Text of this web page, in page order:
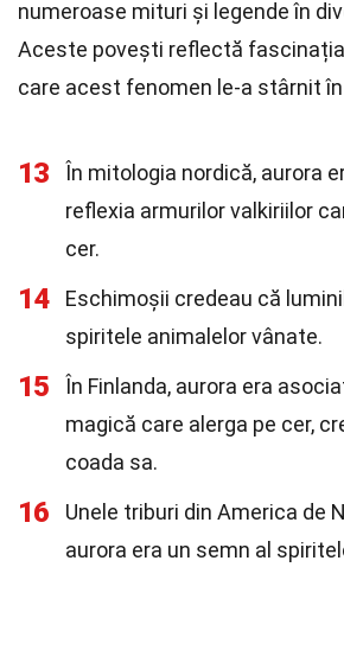
numeroase mituri și legende în
Aceste povești reflectă
care acest fenomen le-a stârnit
13
În mitologia nordică, aurora
reflexia armurilor valkiriilor
cer.
14
Eschimoșii credeau că
spiritele animalelor vânate.
15
În Finlanda, aurora era
magică care alerga pe cer,
coada sa.
16
Unele triburi din America de
aurora era un semn al